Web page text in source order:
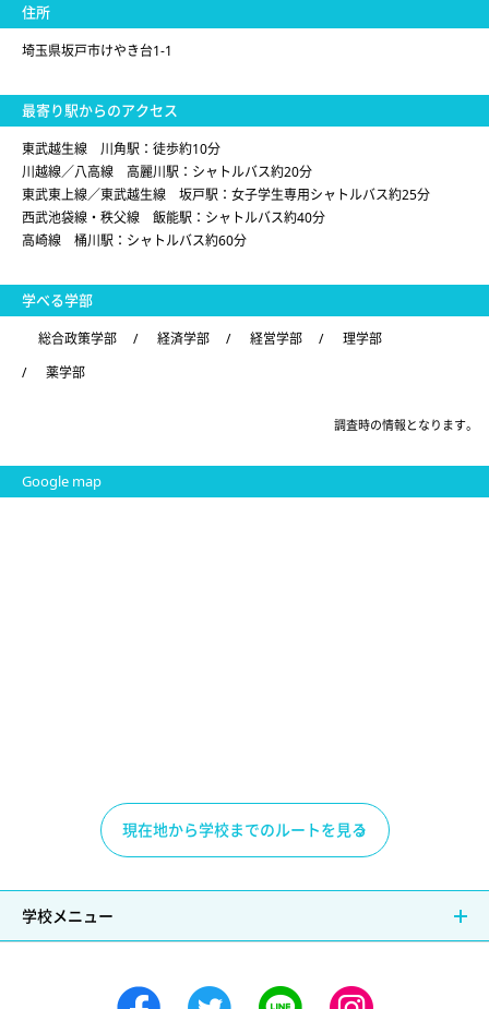
住所
埼玉県坂戸市けやき台1-1
最寄り駅からのアクセス
東武越生線 川角駅：徒歩約10分
川越線／八高線 高麗川駅：シャトルバス約20分
東武東上線／東武越生線 坂戸駅：女子学生専用シャトルバス約25分
西武池袋線・秩父線 飯能駅：シャトルバス約40分
高崎線 桶川駅：シャトルバス約60分
学べる学部
総合政策学部 / 経済学部 / 経営学部 /
理学部
/
薬学部
調査時の情報となります。
Google map
現在地から学校までのルートを見る
学校メニュー